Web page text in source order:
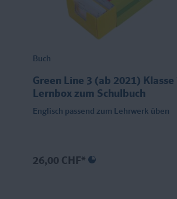
Buch
Green Line 3 (ab 2021)
Lernbox zum Schulbuch
Englisch passend zum Lehrwerk üben
26,00 CHF*